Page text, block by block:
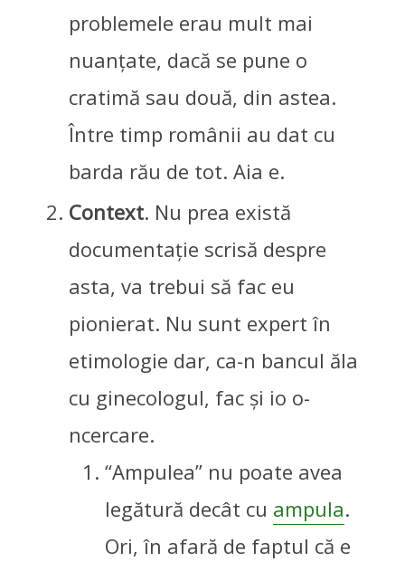
problemele erau mult mai
nuanțate, dacă se pune o
cratimă sau două, din astea.
Între timp românii au dat cu
barda rău de tot. Aia e.
Context. Nu prea există
documentație scrisă despre
asta, va trebui să fac eu
pionierat. Nu sunt expert în
etimologie dar, ca-n bancul ăla
cu ginecologul, fac și io o-
ncercare.
“Ampulea” nu poate avea
legătură decât cu ampula.
Ori, în afară de faptul că e